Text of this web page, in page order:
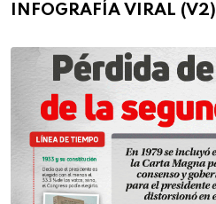
INFOGRAFÍA VIRAL (V2)